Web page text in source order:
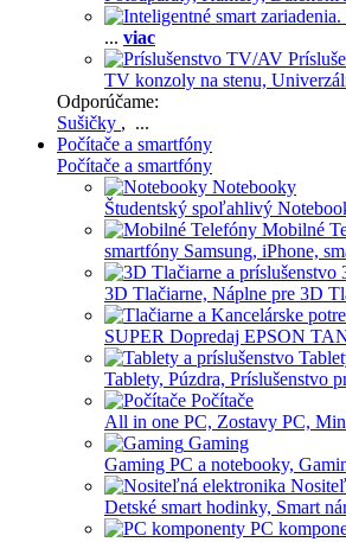
... viac
TV konzoly na stenu,
Odporúčame:
Sušičky , ...
Počítače a smartfóny
Počítače a smartfóny
Notebooky
Študentský spoľahlivý
Mobilné
smartfóny Samsung, iPhone,
3D Tlačiarne, Náplne pre 3D
SUPER Dopredaj EPSON
Tablety, Púzdra, Príslušenstvo
Počítače
All in one PC, Zostavy PC,
Gaming
Gaming PC a notebooky,
Detské smart hodinky, Smart
PC